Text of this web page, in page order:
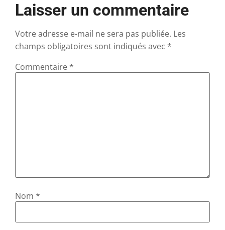
Laisser un commentaire
Votre adresse e-mail ne sera pas publiée. Les
champs obligatoires sont indiqués avec *
Commentaire *
Nom *